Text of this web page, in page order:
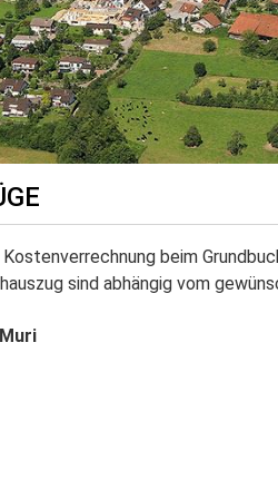
beim
sind abhängig vom